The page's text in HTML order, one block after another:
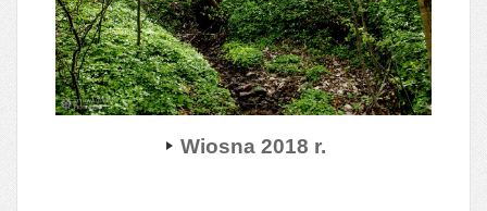
Wiosna 2018 r.